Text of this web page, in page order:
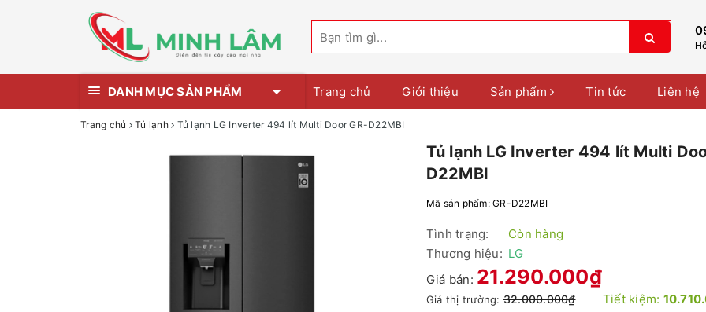
DANH MỤC SẢN PHẨM Trang chủ Giới thiệu Sản phẩm Tin tức Liên hệ
Trang chủ Tủ lạnh Tủ lạnh LG Inverter 494 lít Multi Door GR-D22MBI
Tủ lạnh LG Inverter 494 lít Multi
D22MBI
Mã sản phẩm: GR-D22MBI
Tình trạng:
Còn hàng
Thương hiệu: LG
Giá bán: 21.290.000₫
Giá thị trường:32.000.000₫ Tiết kiệm: